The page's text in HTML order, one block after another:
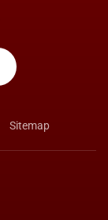
Sitemap